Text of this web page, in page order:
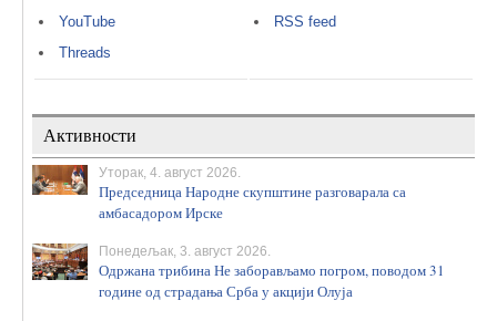
YouTube
Threads
RSS feed
Активности
Уторак, 4. август 2026.
Председница Народне скупштине разговарала са
амбасадором Ирске
Понедељак, 3. август 2026.
Одржана трибина Не заборављамо погром, поводом 31
године од страдања Срба у акцији Олуја